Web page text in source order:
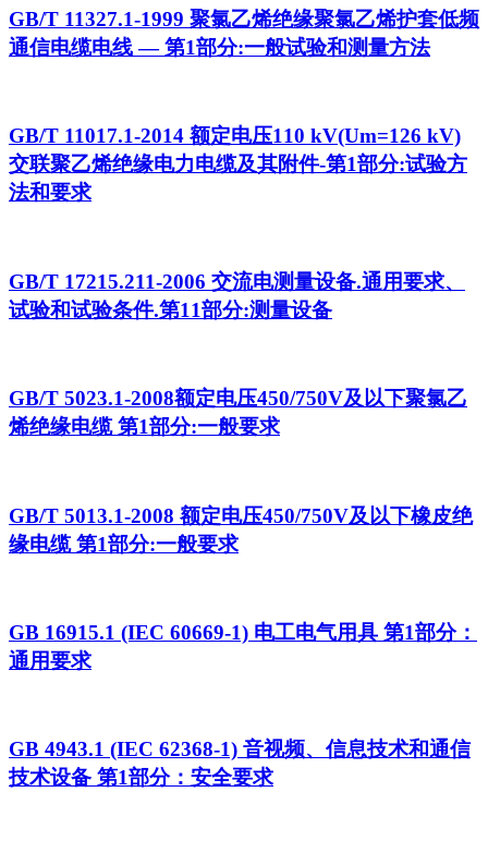
GB/T 11327.1-1999 聚氯乙烯绝缘聚氯乙烯护套低频
通信电缆电线 — 第1部分:一般试验和测量方法
GB/T 11017.1-2014 额定电压110 kV(Um=126 kV)
交联聚乙烯绝缘电力电缆及其附件-第1部分:试验方
法和要求
GB/T 17215.211-2006 交流电测量设备.通用要求、
试验和试验条件.第11部分:测量设备
GB/T 5023.1-2008额定电压450/750V及以下聚氯乙
烯绝缘电缆 第1部分:一般要求
GB/T 5013.1-2008 额定电压450/750V及以下橡皮绝
缘电缆 第1部分:一般要求
GB 16915.1 (IEC 60669-1) 电工电气用具 第1部分：
通用要求
GB 4943.1 (IEC 62368-1) 音视频、信息技术和通信
技术设备 第1部分：安全要求